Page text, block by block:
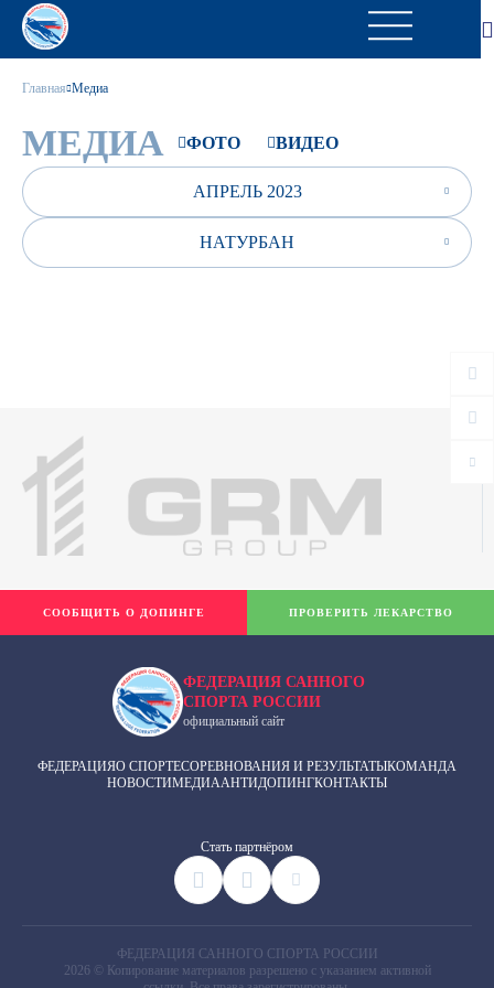
Главная Медиа
МЕДИА ФОТО ВИДЕО
АПРЕЛЬ 2023
НАТУРБАН
ФЕДЕРАЦИЯ САННОГО
СПОРТА РОССИИ
официальный сайт
ФЕДЕРАЦИЯО СПОРТЕСОРЕВНОВАНИЯ И РЕЗУЛЬТАТЫКОМАНДА
НОВОСТИМЕДИААНТИДОПИНГКОНТАКТЫ
Cтать партнёром
СООБЩИТЬ О ДОПИНГЕ ПРОВЕРИТЬ ЛЕКАРСТВО
ФЕДЕРАЦИЯ САННОГО СПОРТА РОССИИ
2026 © Копирование материалов разрешено с указанием активной